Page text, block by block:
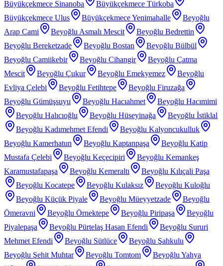
Büyükçekmece Sinanoba
Büyükçekmece Türkoba
Büyükçekmece Ulus
Büyükçekmece Yenimahalle
Beyoğlu
Arap Cami
Beyoğlu Asmalı Mescit
Beyoğlu Bedrettin
Beyoğlu Bereketzade
Beyoğlu Bostan
Beyoğlu Bülbül
Beyoğlu Camiikebir
Beyoğlu Cihangir
Beyoğlu Çatma
Mescit
Beyoğlu Çukur Beyoğlu Emekyemez
Beyoğlu
Evliya Çelebi
Beyoğlu Fetihtepe
Beyoğlu Firuzağa
Beyoğlu Gümüşsuyu
Beyoğlu Hacıahmet
Beyoğlu Hacımimi
Beyoğlu Halıcıoğlu
Beyoğlu Hüseyinağa
Beyoğlu İstiklal
Beyoğlu Kadımehmet Efendi
Beyoğlu Kalyoncukulluk
Beyoğlu Kamerhatun
Beyoğlu Kaptanpaşa
Beyoğlu Katip
Mustafa Çelebi
Beyoğlu Keçecipiri
Beyoğlu Kemankeş
Karamustafapaşa
Beyoğlu Kemeraltı
Beyoğlu Kılıçali Paşa
Beyoğlu Kocatepe
Beyoğlu Kulaksız
Beyoğlu Kuloğlu
Beyoğlu Küçük Piyale
Beyoğlu Müeyyetzade
Beyoğlu
Ömeravni
Beyoğlu Örnektepe Beyoğlu Piripaşa
Beyoğlu
Piyalepaşa
Beyoğlu Pürtelaş Hasan Efendi
Beyoğlu Sururi
Mehmet Efendi
Beyoğlu Sütlüce
Beyoğlu Şahkulu
Beyoğlu Şehit Muhtar
Beyoğlu Tomtom
Beyoğlu Yahya